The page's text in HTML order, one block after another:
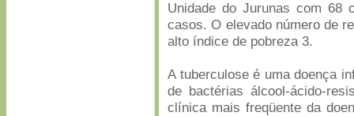
Unidade do Jurunas com 68
casos. O elevado número de
alto índice de pobreza 3.
A tuberculose é uma doença
de bactérias álcool-ácido-
clínica mais freqüente da